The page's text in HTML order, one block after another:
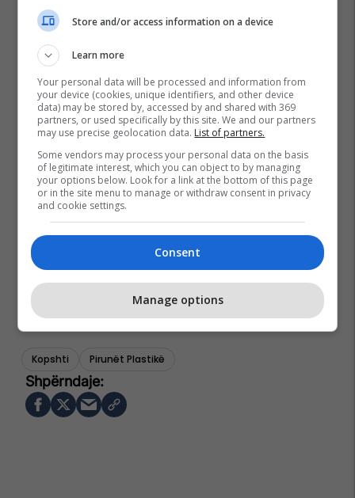
Kopshti Pirunët Plastikë
Store and/or access information on a device
Learn more
Your personal data will be processed and information from
your device (cookies, unique identifiers, and other device
data) may be stored by, accessed by and shared with 369
partners, or used specifically by this site. We and our partners
may use precise geolocation data. List of partners.
Some vendors may process your personal data on the basis
of legitimate interest, which you can object to by managing
your options below. Look for a link at the bottom of this page
or in the site menu to manage or withdraw consent in privacy
and cookie settings.
Consent
Manage options